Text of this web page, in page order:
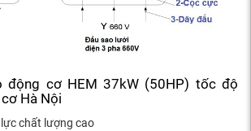
động cơ HEM 37kW (50HP) tốc độ
Hà Nội
chất lượng cao